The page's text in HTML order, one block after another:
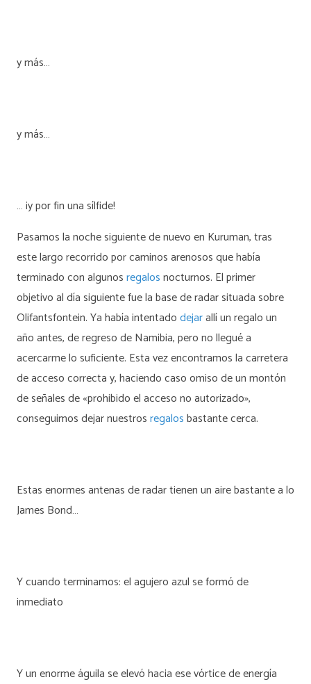
y más…
y más…
… ¡y por fin una sílfide!
Pasamos la noche siguiente de nuevo en Kuruman, tras
este largo recorrido por caminos arenosos que había
terminado con algunosregalosnocturnos. El primer
objetivo al día siguiente fue la base de radar situada sobre
Olifantsfontein. Ya había intentadodejarallí un regalo un
año antes, de regreso de Namibia, pero no llegué a
acercarme lo suficiente. Esta vez encontramos la carretera
de acceso correcta y, haciendo caso omiso de un montón
de señales de «prohibido el acceso no autorizado»,
conseguimos dejar nuestrosregalosbastante cerca.
Estas enormes antenas de radar tienen un aire bastante a lo
James Bond…
Y cuando terminamos: el agujero azul se formó de
inmediato
Y un enorme águila se elevó hacia ese vórtice de energía